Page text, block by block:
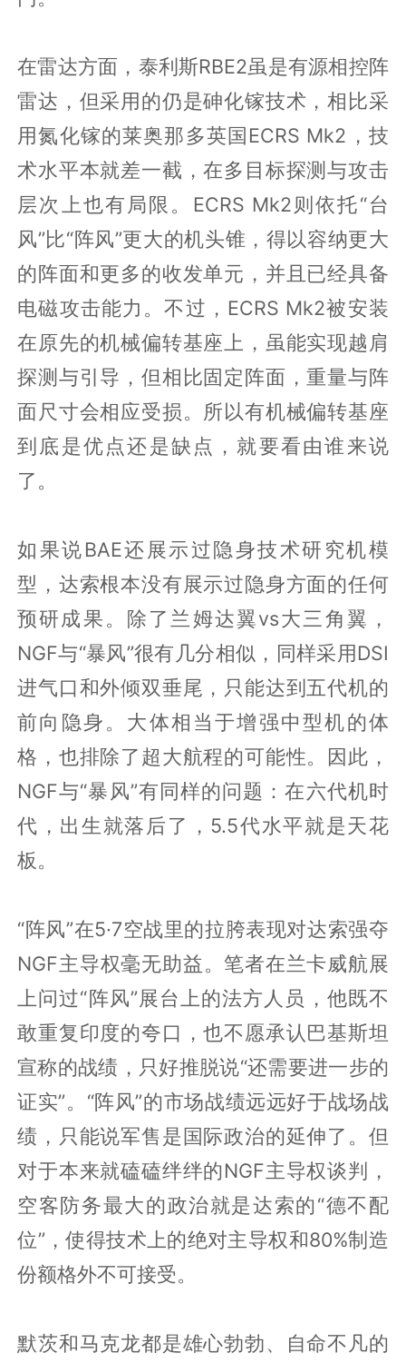
在雷达方面，泰利斯RBE2虽是有源相控阵
雷达，但采用的仍是砷化镓技术，相比采
用氮化镓的莱奥那多英国ECRS Mk2，技
术水平本就差一截，在多目标探测与攻击
层次上也有局限。ECRS Mk2则依托“台
风”比“阵风”更大的机头锥，得以容纳更大
的阵面和更多的收发单元，并且已经具备
电磁攻击能力。不过，ECRS Mk2被安装
在原先的机械偏转基座上，虽能实现越肩
探测与引导，但相比固定阵面，重量与阵
面尺寸会相应受损。所以有机械偏转基座
到底是优点还是缺点，就要看由谁来说
了。
如果说BAE还展示过隐身技术研究机模
型，达索根本没有展示过隐身方面的任何
预研成果。除了兰姆达翼vs大三角翼，
NGF与“暴风”很有几分相似，同样采用DSI
进气口和外倾双垂尾，只能达到五代机的
前向隐身。大体相当于增强中型机的体
格，也排除了超大航程的可能性。因此，
NGF与“暴风”有同样的问题：在六代机时
代，出生就落后了，5.5代水平就是天花
板。
“阵风”在5·7空战里的拉胯表现对达索强夺
NGF主导权毫无助益。笔者在兰卡威航展
上问过“阵风”展台上的法方人员，他既不
敢重复印度的夸口，也不愿承认巴基斯坦
宣称的战绩，只好推脱说“还需要进一步的
证实”。“阵风”的市场战绩远远好于战场战
绩，只能说军售是国际政治的延伸了。但
对于本来就磕磕绊绊的NGF主导权谈判，
空客防务最大的政治就是达索的“德不配
位”，使得技术上的绝对主导权和80%制造
份额格外不可接受。
默茨和马克龙都是雄心勃勃、自命不凡的